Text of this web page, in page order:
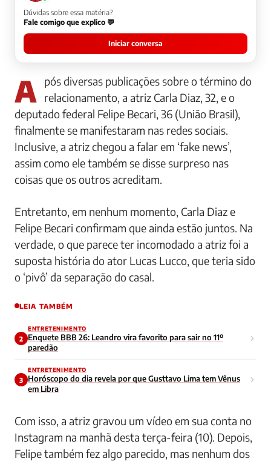
Dúvidas sobre essa matéria?
Fale comigo que explico 💬
Iniciar conversa
Após diversas publicações sobre o término do
relacionamento, a atriz Carla Diaz, 32, e o
deputado federal Felipe Becari, 36 (União Brasil),
finalmente se manifestaram nas redes sociais.
Inclusive, a atriz chegou a falar em ‘fake news’,
assim como ele também se disse surpreso nas
coisas que os outros acreditam.
Entretanto, em nenhum momento, Carla Diaz e
Felipe Becari confirmam que ainda estão juntos. Na
verdade, o que parece ter incomodado a atriz foi a
suposta história do ator Lucas Lucco, que teria sido
o ‘pivô’ da separação do casal.
LEIA TAMBÉM
2
ENTRETENIMENTO
Enquete BBB 26: Leandro vira favorito para sair no 11º
paredão
3
ENTRETENIMENTO
Horóscopo do dia revela por que Gusttavo Lima tem Vênus
em Libra
Com isso, a atriz gravou um vídeo em sua conta no
Instagram na manhã desta terça-feira (10). Depois,
Felipe também fez algo parecido, mas nenhum dos